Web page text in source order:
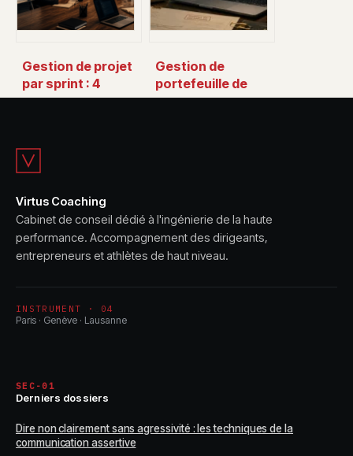
entreprises
Gestion de projet
par sprint : 4
rituels pour livrer
Gestion de
portefeuille de
projets : 3 critères
Virtus Coaching
Cabinet de conseil dédié à l'ingénierie de la haute
performance. Accompagnement des dirigeants,
entrepreneurs et athlètes de haut niveau.
INSTRUMENT · 04
Paris · Genève · Lausanne
SEC-01
Derniers dossiers
Dire non clairement sans agressivité : les techniques de la
communication assertive